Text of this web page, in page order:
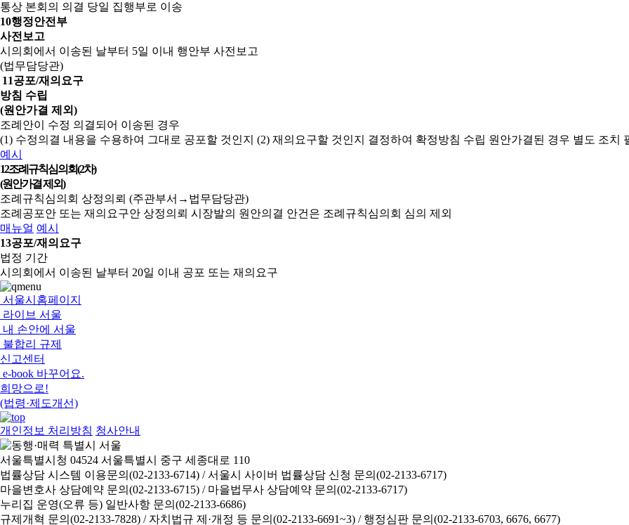
통상 본회의 의결 당일 집행부로 이송
10행정안전부
사전보고
시의회에서 이송된 날부터 5일 이내 행안부 사전보고
(법무담당관)
11공포/재의요구
방침 수립
(원안가결 제외)
조례안이 수정 의결되어 이송된 경우
(1) 수정의결 내용을 수용하여 그대로 공포할 것인지 (2) 재의요구할 것인지 결정하여 확정방침 수립 원안가결된 경우 별도 조치
예시
12조례규칙심의회(2차)
(원안가결 제외)
조례규칙심의회 상정의뢰 (주관부서→법무담당관)
조례공포안 또는 재의요구안 상정의뢰 시장발의 원안의결 안건은 조례규칙심의회 심의 제외
매뉴얼 예시
13공포/재의요구
법정 기간
시의회에서 이송된 날부터 20일 이내 공포 또는 재의요구
서울시홈페이지
라이브 서울
내 손안에 서울
불합리 규제
신고센터
e-book 바꾸어요.
희망으로!
(법령·제도개선)
개인정보 처리방침 청사안내
서울특별시청 04524 서울특별시 중구 세종대로 110
법률상담 시스템 이용문의(02-2133-6714) /서울시 사이버 법률상담 신청 문의(02-2133-6717)
마을변호사 상담예약 문의(02-2133-6715) / 마을법무사 상담예약 문의(02-2133-6717)
누리집 운영(오류 등) 일반사항 문의(02-2133-6686)
규제개혁 문의(02-2133-7828) / 자치법규 제·개정 등 문의(02-2133-6691~3) / 행정심판 문의(02-2133-6703, 6676, 6677)